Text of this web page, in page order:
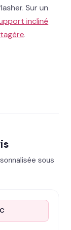
Sur un
incliné
.
sous